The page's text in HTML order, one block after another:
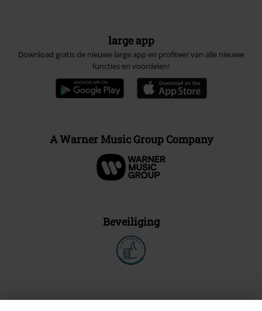
large app
Download gratis de nieuwe large app en profiteer van alle nieuwe
functies en voordelen!
A Warner Music Group Company
Beveiliging